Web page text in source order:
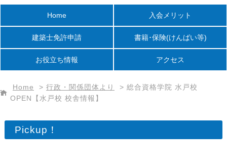
Home 入会メリット
建築士免許申請 書籍･保険(けんばい等)
お役立ち情報 アクセス
Home > 行政・関係団体より > 総合資格学院 水戸校
OPEN【水戸校 校舎情報】
Pickup！